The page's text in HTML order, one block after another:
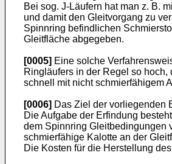
Bei sog. J-Läufern hat man z. B.
und damit den Gleitvorgang zu
Spinnring befindlichen
Gleitfläche abgegeben.
[0005] Eine solche
Ringläufers in der Regel so
schnell mit nicht schmierfähigem
[0006] Das Ziel der vorliegenden
Die Aufgabe der Erfindung
dem Spinnring Gleitbedingungen
schmierfähige Kalotte an der
Die Kosten für die Herstellung